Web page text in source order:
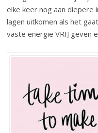
elke keer nog aan diepere
lagen uitkomen als het
vaste energie VRIJ geven